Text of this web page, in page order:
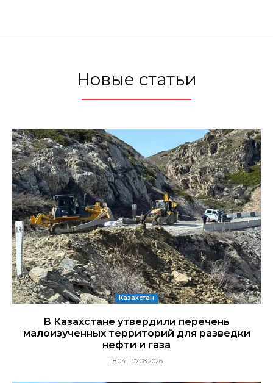
Новые статьи
Казахстан
В Казахстане утвердили перечень
малоизученных территорий для разведки
нефти и газа
18:04 | 07.08.2026